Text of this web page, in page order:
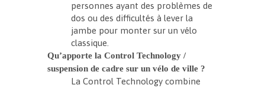
personnes ayant des problèmes de
dos ou des difficultés à lever la
jambe pour monter sur un vélo
classique.
Qu’apporte la Control Technology /
suspension de cadre sur un vélo de ville ?
La Control Technology combine